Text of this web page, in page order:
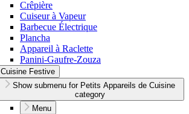
Crêpière
Cuiseur à Vapeur
Barbecue Électrique
Plancha
Appareil à Raclette
Panini-Gaufre-Zouza
Cuisine Festive
Show submenu for Petits Appareils de Cuisine
category
Menu